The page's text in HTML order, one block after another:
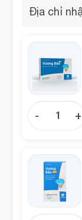
+
-